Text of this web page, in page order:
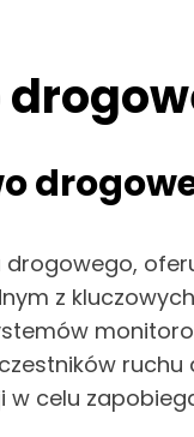
z
ruchu
w celu